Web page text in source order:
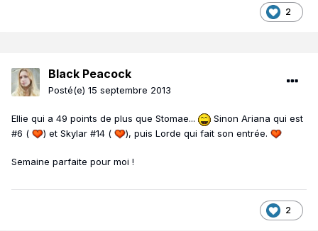
2
Black Peacock
Posté(e) 15 septembre 2013
Ellie qui a 49 points de plus que Stomae...
Sinon Ariana qui est
#6 (
) et Skylar #14 ( ), puis Lorde qui fait son entrée.
Semaine parfaite pour moi !
2